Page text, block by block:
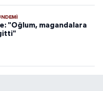
"Oğlum, magandalara